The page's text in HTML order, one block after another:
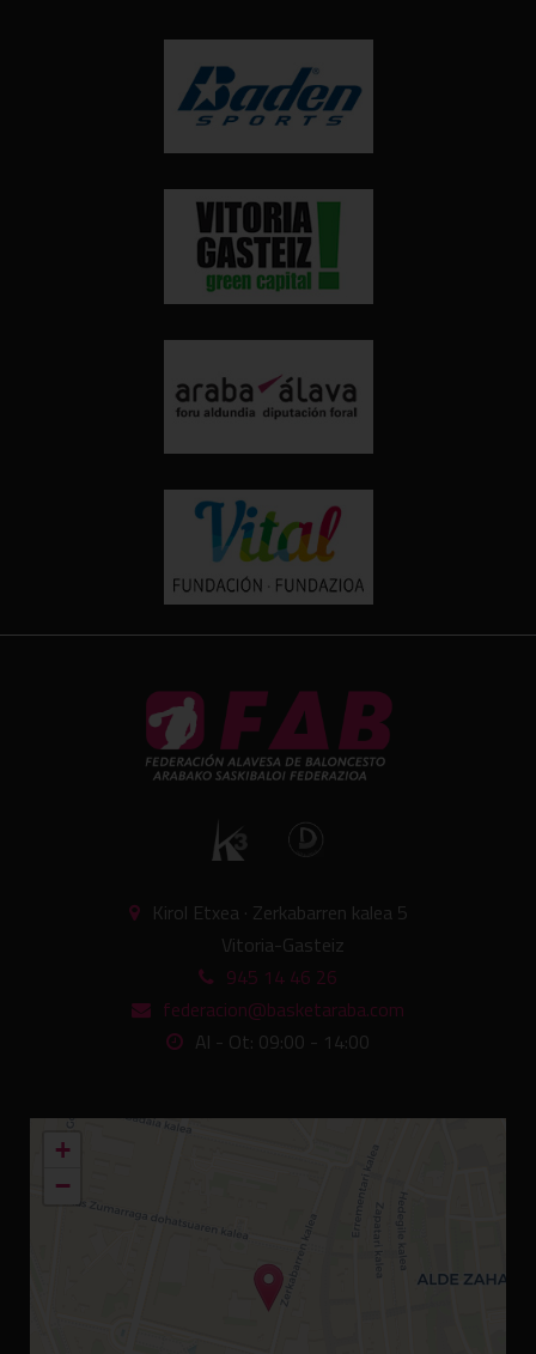
Kirol Etxea · Zerkabarren kalea 5
Vitoria-Gasteiz
945 14 46 26
federacion@basketaraba.com
Al - Ot: 09:00 - 14:00
+
−